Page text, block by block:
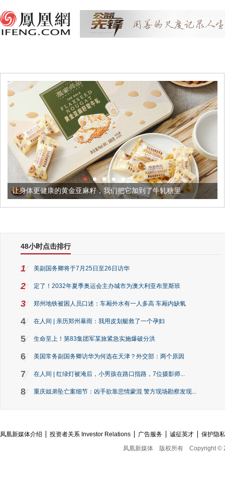
让身体更健康的黄金亚麻籽，我们把它加到了牛轧糖里
48小时点击排行
1 美副国务卿将于7月25日至26日访华
2 定了！2032年夏季奥运会主办城市为澳大利亚布里斯班
3 郑州地铁被困人员口述：车厢外水有一人多高 车厢内缺氧
4 在人间 | 亲历郑州暴雨：我用皮划艇救了一个孕妇
5 生命至上！第83集团军某旅紧急实施爆破分洪
6 美国常务副国务卿访华为何选在天津？外交部：两个原因
7 在人间 | 红绿灯被淹后，小男孩在路口指路，7位摄影师...
8 重庆姐弟坠亡案细节：凶手欲靠悲情蒙混 警方现场勘察发现...
凤凰新媒体介绍 投资者关系 Investor Relations 广告服务 诚征英才
保护隐
凤凰新媒体
版权所有 Copyright ©